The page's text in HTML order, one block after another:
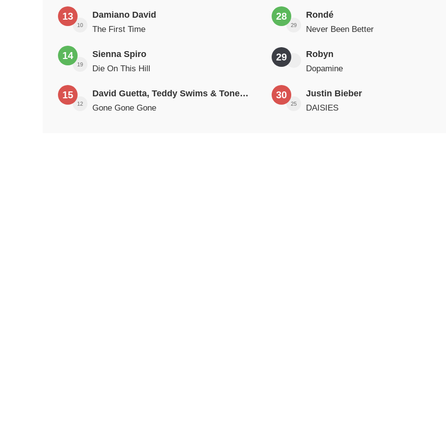
13
10
Damiano David
The First Time
14
19
Sienna Spiro
Die On This Hill
15
12
David Guetta, Teddy Swims & Tones And I
Gone Gone Gone
28
29
Rondé
Never Been Better
29 Robyn
Dopamine
30
25
Justin Bieber
DAISIES